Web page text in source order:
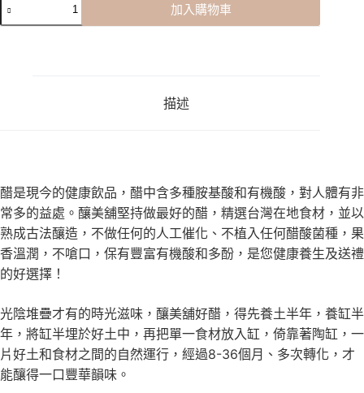
加入購物車
描述
醋是現今的健康飲品，醋中含多種胺基酸和有機酸，對人體有非
常多的益處。釀美舖堅持做最好的醋，精選台灣在地食材，並以
熟成古法釀造，不做任何的人工催化、不植入任何醋酸菌種，果
香溫潤，不嗆口，保有豐富有機酸和多酚，是您健康養生及送禮
的好選擇！
光陰堆疊才有的時光滋味，釀美舖好醋，得先養土半年，養缸半
年，將缸半埋於好土中，再把單一食材放入缸，倚靠著陶缸，一
片好土和食材之間的自然運行，經過8-36個月、多次轉化，才
能釀得一口豐華韻味。